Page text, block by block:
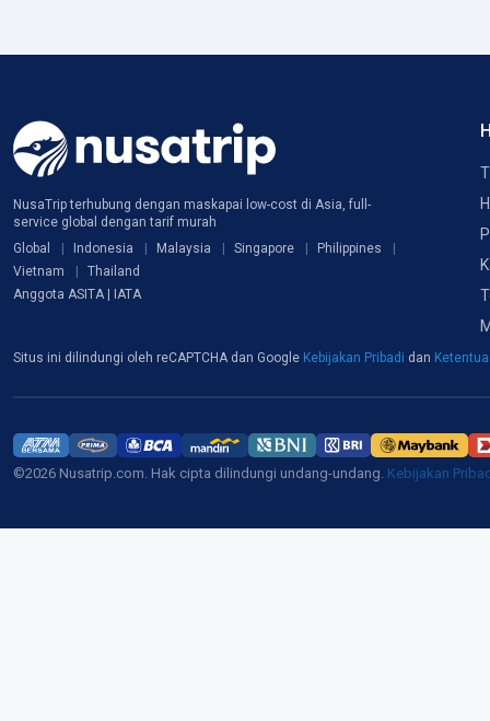
NusaTrip terhubung dengan maskapai low-cost di Asia, full-
service global dengan tarif murah
Global
Indonesia Malaysia Singapore
Philippines
Vietnam
Thailand
Anggota ASITA | IATA
Situs ini dilindungi oleh reCAPTCHA dan Google Kebijakan Pribadi dan
©2026 Nusatrip.com. Hak cipta dilindungi undang-undang. Kebijakan